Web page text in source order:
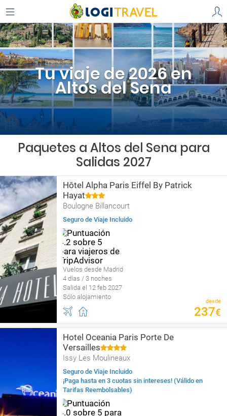
Tu viaje de 2026 en
Altos del Sena
Paquetes a Altos del Sena para
Salidas 2027
Hôtel Alpha Paris Eiffel By Patrick
Hayat
Boulogne Billancourt
Seguro de Viaje Incluido
Vuelos desde Madrid
4 días / 3 noches
Salida el 12 feb 2027
Sólo alojamiento
desde
237€
Hotel Oceania Paris Porte De
Versailles
Issy Les Moulineaux
Seguro de Viaje Incluido
¡Paga hasta en 3 cuotas sin intereses! (Válido en
Tarifas Reembolsables)